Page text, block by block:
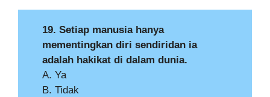
19. Setiap manusia hanya
mementingkan diri sendiridan ia
adalah hakikat di dalam dunia.
A. Ya
B. Tidak